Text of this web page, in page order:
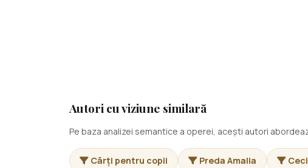
Autori cu viziune similară
Pe baza analizei semantice a operei, acești autori
Cărți pentru copii Preda Amalia